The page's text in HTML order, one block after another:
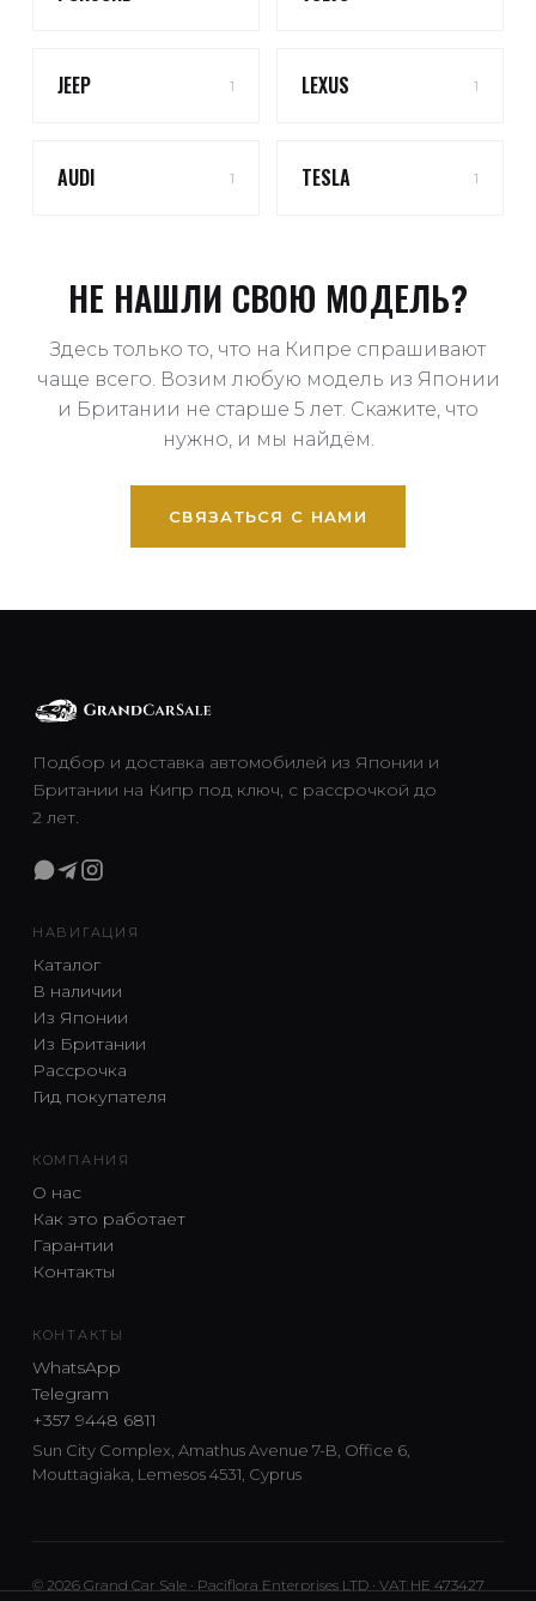
JEEP 1 LEXUS 1
AUDI 1 TESLA 1
НЕ НАШЛИ СВОЮ МОДЕЛЬ?
Здесь только то, что на Кипре спрашивают
чаще всего. Возим любую модель из Японии
и Британии не старше 5 лет. Скажите, что
нужно, и мы найдём.
СВЯЗАТЬСЯ С НАМИ
Подбор и доставка автомобилей из Японии и
Британии на Кипр под ключ, с рассрочкой до
2 лет.
НАВИГАЦИЯ
Каталог
В наличии
Из Японии
Из Британии
Рассрочка
Гид покупателя
КОМПАНИЯ
О нас
Как это работает
Гарантии
Контакты
КОНТАКТЫ
WhatsApp
Telegram
+357 9448 6811
Sun City Complex, Amathus Avenue 7-B, Office 6,
Mouttagiaka, Lemesos 4531, Cyprus
© 2026 Grand Car Sale · Paciflora Enterprises LTD · VAT HE 473427